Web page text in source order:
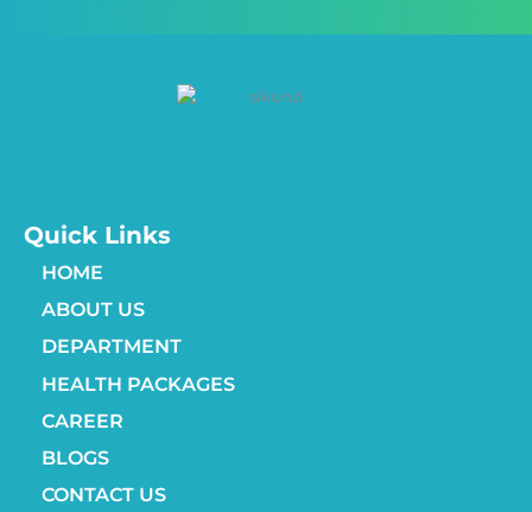
Quick Links
HOME
ABOUT US
DEPARTMENT
HEALTH PACKAGES
CAREER
BLOGS
CONTACT US